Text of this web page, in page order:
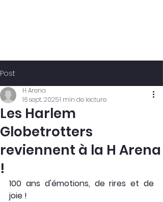
Post
Les Harlem
Globetrotters
reviennent à la H Arena
!
H Arena
16 sept. 20251 min de lecture
100 ans d'émotions, de rires et de
joie !